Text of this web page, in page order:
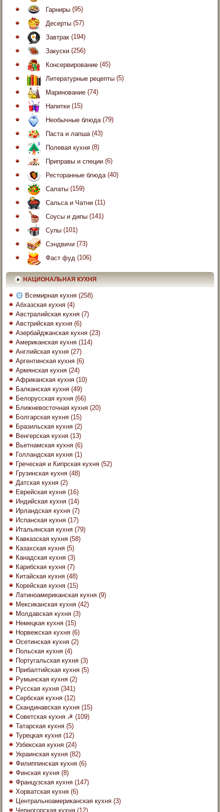
Гарниры (95)
Десерты (57)
Завтрак (194)
Закуски (256)
Консервирование (45)
Литературные рецепты (5)
Маринование (74)
Напитки (15)
Необычные блюда (79)
Паста и лапша (43)
Полевая кухня (8)
Приправы и специи (6)
Ресторанные блюда (40)
Салаты (159)
Сальса и Чатни (11)
Соусы и дипы (141)
Супы (101)
Сэндвичи (73)
Фаст фуд (106)
НАЦИОНАЛЬНАЯ КУХНЯ
Всемирная кухня (258)
Абхазская кухня (4)
Австралийская кухня (7)
Австрийская кухня (6)
Азербайджанская кухня (23)
Американская кухня (114)
Английская кухня (27)
Аргентинская кухня (6)
Армянская кухня (24)
Африканская кухня (10)
Балканская кухня (49)
Белорусская кухня (66)
Ближневосточная кухня (20)
Болгарская кухня (15)
Бразильская кухня (2)
Венгерская кухня (13)
Вьетнамская кухня (6)
Голландская кухня (1)
Греческая и Кипрская кухня (52)
Грузинская кухня (48)
Датская кухня (2)
Еврейская кухня (16)
Индийская кухня (14)
Ирландская кухня (7)
Испанская кухня (17)
Итальянская кухня (79)
Кавказская кухня (58)
Казахская кухня (5)
Канадская кухня (3)
Карибская кухня (7)
Китайская кухня (48)
Корейская кухня (15)
Латиноамериканская кухня (9)
Мексиканская кухня (42)
Молдавская кухня (3)
Немецкая кухня (15)
Норвежская кухня (6)
Осетинская кухня (2)
Польская кухня (4)
Португальская кухня (3)
Прибалтийская кухня (5)
Румынская кухня (2)
Русская кухня (341)
Сербская кухня (12)
Скандинавская кухня (15)
Советская кухня ☭ (109)
Татарская кухня (5)
Турецкая кухня (12)
Узбекская кухня (24)
Украинская кухня (82)
Филиппинская кухня (6)
Финская кухня (8)
Французская кухня (147)
Хорватская кухня (6)
Центральноамериканская кухня (3)
Черногорская кухня (12)